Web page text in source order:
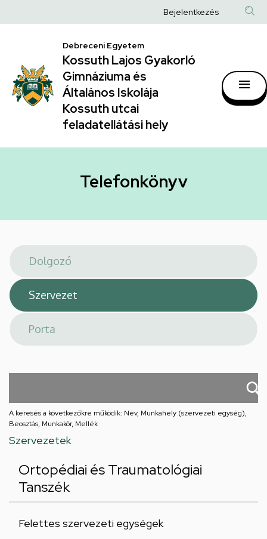
|
Kossuth
Lajos
Gyakorló
Gimnáziuma
Általános
hely
a
Anonim
fiók
Bejelentkezés
Debreceni Egyetem
Kossuth Lajos Gyakorló
Gimnáziuma és
Általános Iskolája
Kossuth utcai
feladatellátási hely
Telefonkönyv
A keresés a következőkre működik: Név, Munkahely (szervezeti egység),
Beosztás, Munkakör, Mellék
Szervezetek
Ortopédiai és Traumatológiai
Tanszék
Felettes szervezeti egységek